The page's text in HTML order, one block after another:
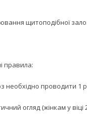
щитоподібної
правила:
проводити 1
огляд (жінкам у